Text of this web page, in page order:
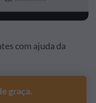
com ajuda da
graça.